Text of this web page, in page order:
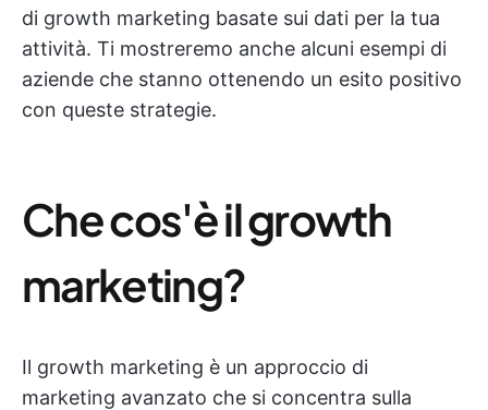
di growth marketing basate sui dati per la tua
attività. Ti mostreremo anche alcuni esempi di
aziende che stanno ottenendo un esito positivo
con queste strategie.
Che cos'è il growth
marketing?
Il growth marketing è un approccio di
marketing avanzato che si concentra sulla